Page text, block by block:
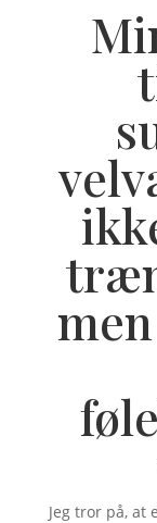
Jeg tror på, at